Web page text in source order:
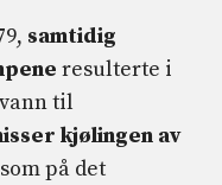
samtidig
resulterte i
til
kjølingen av
på det